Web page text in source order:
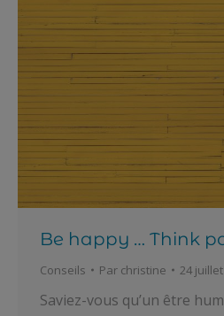
Be happy … Think
Conseils Par christine 24
Saviez-vous qu’un être